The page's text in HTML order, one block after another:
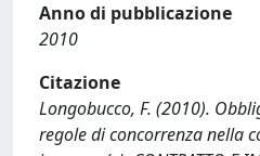
Anno di pubblicazione
2010
Citazione
Longobucco, F. (2010).
regole di concorrenza nella